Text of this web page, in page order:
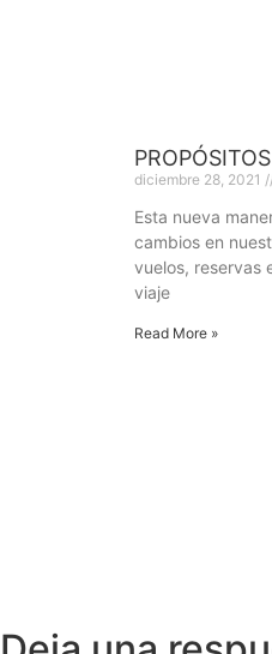
diciembre 28, 2021
Esta nueva
cambios en
vuelos, reservas
viaje
Read More »